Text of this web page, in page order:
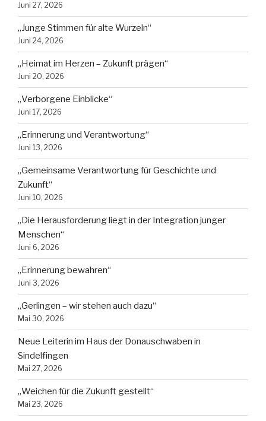
Juni 27, 2026
„Junge Stimmen für alte Wurzeln“
Juni 24, 2026
„Heimat im Herzen – Zukunft prägen“
Juni 20, 2026
„Verborgene Einblicke“
Juni 17, 2026
„Erinnerung und Verantwortung“
Juni 13, 2026
„Gemeinsame Verantwortung für Geschichte und
Zukunft“
Juni 10, 2026
„Die Herausforderung liegt in der Integration junger
Menschen“
Juni 6, 2026
„Erinnerung bewahren“
Juni 3, 2026
„Gerlingen – wir stehen auch dazu“
Mai 30, 2026
Neue Leiterin im Haus der Donauschwaben in
Sindelfingen
Mai 27, 2026
„Weichen für die Zukunft gestellt“
Mai 23, 2026